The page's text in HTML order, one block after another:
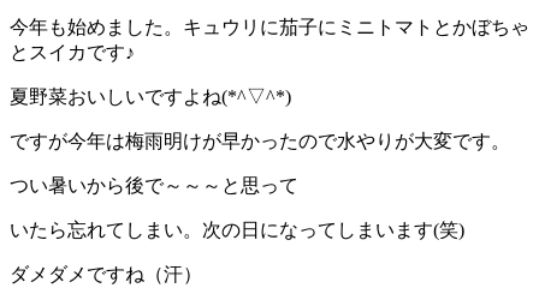
今年も始めました。キュウリに茄子にミニトマトとかぼちゃ
とスイカです♪
夏野菜おいしいですよね(*^▽^*)
ですが今年は梅雨明けが早かったので水やりが大変です。
つい暑いから後で～～～と思って
いたら忘れてしまい。次の日になってしまいます(笑)
ダメダメですね（汗）